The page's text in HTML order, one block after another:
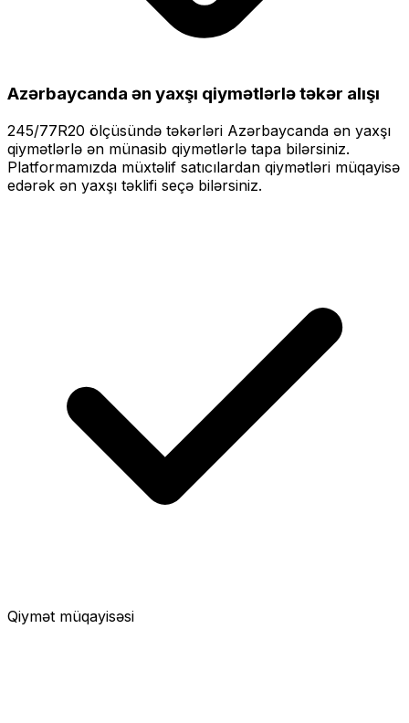
Azərbaycanda ən yaxşı qiymətlərlətəkər alışı
245/77R20 ölçüsündə təkərləri Azərbaycanda ən yaxşı
qiymətlərlə ən münasib qiymətlərlə tapa bilərsiniz.
Platformamızda müxtəlif satıcılardan qiymətləri müqayisə
edərək ən yaxşı təklifi seçə bilərsiniz.
Qiymət müqayisəsi